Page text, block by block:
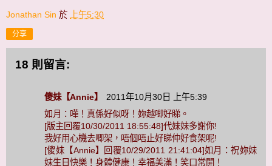
Jonathan Sin 於 上午5:30
分享
18 則留言:
傻妹【Annie】
2011年10月30日 上午5:39
如月：嘩！真係好似呀！妳越唧好睇。
[版主回覆10/30/2011 18:55:48]代妹妹多謝你!
我好用心機去唧架，唔個唔止好睇仲好食架呢!
[傻妹【Annie】回覆10/29/2011 21:41:04]如月：祝妳妹
妹生日快樂！身體健康！幸福美滿！笑口常開！